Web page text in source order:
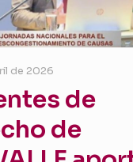
de 2026
de
de